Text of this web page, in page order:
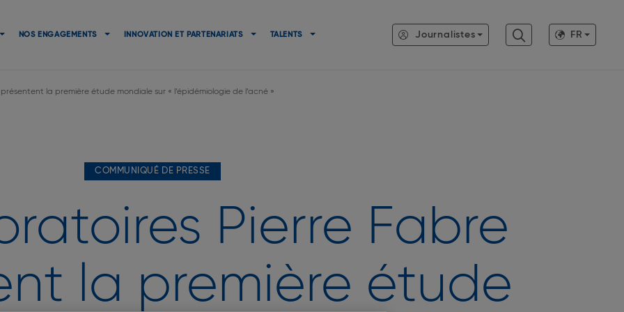
principale
NOS ENGAGEMENTS INNOVATION ET PARTENARIATS TALENTS Journalistes FR
la première étude mondiale sur « l’épidémiologie de l’acné »
COMMUNIQUÉ DE PRESSE
Pierre Fabre
la première étude